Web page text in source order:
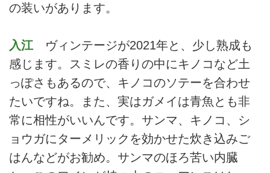
の装いがあります。
入江 ヴィンテージが2021年と、少し熟成も
感じます。スミレの香りの中にキノコなど土
っぽさもあるので、キノコのソテーを合わせ
たいですね。また、実はガメイは青魚とも非
常に相性がいいんです。サンマ、キノコ、シ
ョウガにターメリックを効かせた炊き込みご
はんなどがお勧め。サンマのほろ苦い内臓